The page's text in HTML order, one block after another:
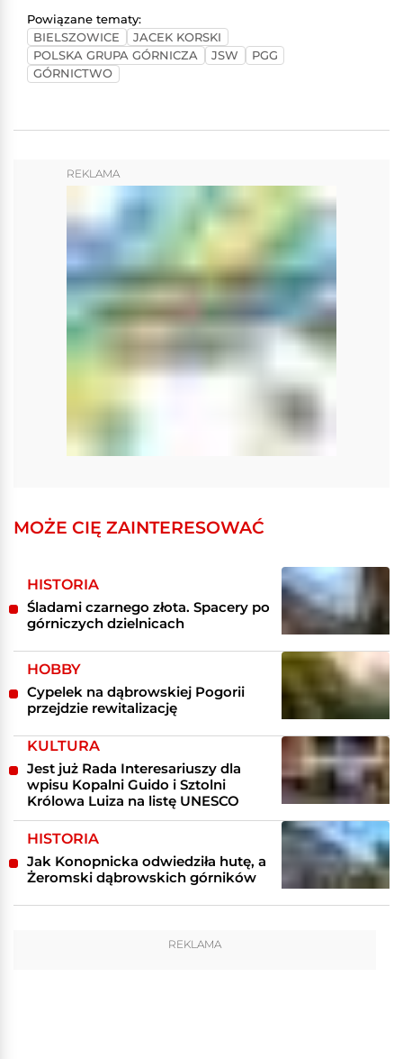
Powiązane tematy:
BIELSZOWICE
JACEK KORSKI
POLSKA GRUPA GÓRNICZA
JSW
PGG
GÓRNICTWO
REKLAMA
MOŻE CIĘ ZAINTERESOWAĆ
HISTORIA
Śladami czarnego złota. Spacery po
górniczych dzielnicach
HOBBY
Cypelek na dąbrowskiej Pogorii
przejdzie rewitalizację
KULTURA
Jest już Rada Interesariuszy dla
wpisu Kopalni Guido i Sztolni
Królowa Luiza na listę UNESCO
HISTORIA
Jak Konopnicka odwiedziła hutę, a
Żeromski dąbrowskich górników
REKLAMA